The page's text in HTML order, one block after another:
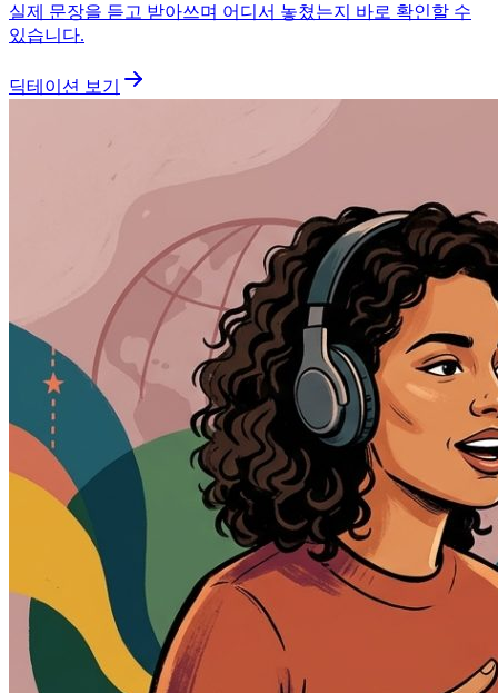
실제 문장을 듣고 받아쓰며 어디서 놓쳤는지 바로 확인할 수
있습니다.
딕테이션 보기